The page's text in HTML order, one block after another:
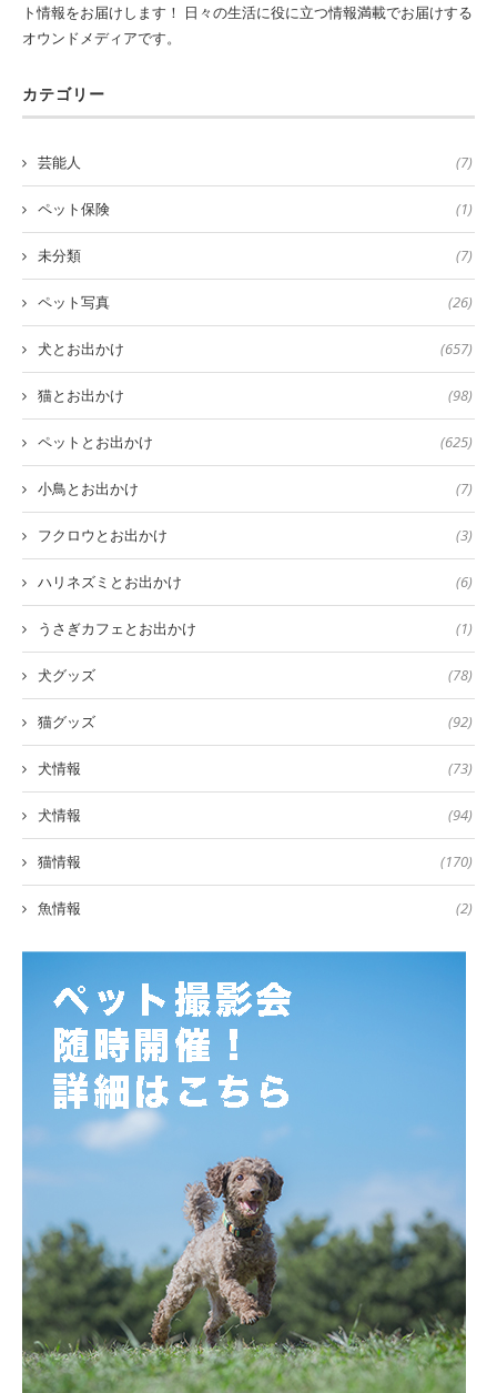
ト情報をお届けします！ 日々の生活に役に立つ情報満載でお届けする
オウンドメディアです。
カテゴリー
芸能人 (7)
ペット保険 (1)
未分類 (7)
ペット写真 (26)
犬とお出かけ (657)
猫とお出かけ (98)
ペットとお出かけ (625)
小鳥とお出かけ (7)
フクロウとお出かけ (3)
ハリネズミとお出かけ (6)
うさぎカフェとお出かけ (1)
犬グッズ (78)
猫グッズ (92)
犬情報 (73)
犬情報 (94)
猫情報 (170)
魚情報 (2)